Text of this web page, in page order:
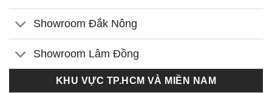
Showroom Đắk Nông
Showroom Lâm Đồng
KHU VỰC TP.HCM VÀ MIỀN NAM